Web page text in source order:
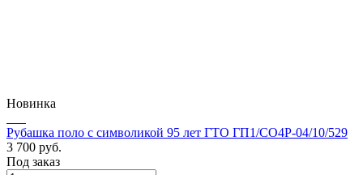
Новинка
Рубашка поло с символикой 95 лет ГТО ГП1/СО4Р-04/10/529
3 700 руб.
Под заказ